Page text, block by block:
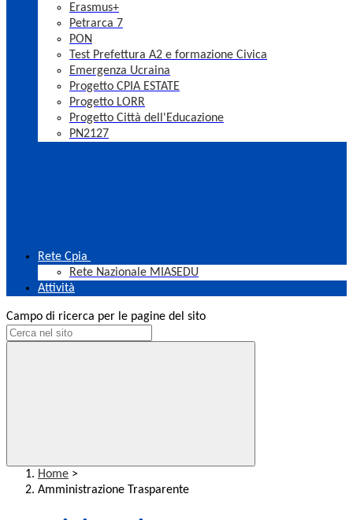
Erasmus+
Petrarca 7
PON
Test Prefettura A2 e formazione Civica
Emergenza Ucraina
Progetto CPIA ESTATE
Progetto LORR
Progetto Città dell'Educazione
PN2127
Rete Cpia
Rete Nazionale MIASEDU
Attività
Campo di ricerca per le pagine del sito
Home >
Amministrazione Trasparente